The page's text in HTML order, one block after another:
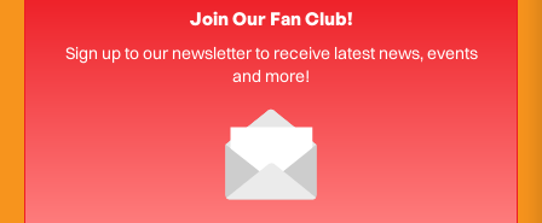
Join Our Fan Club!
Sign up to our newsletter to receive latest news, events
and more!